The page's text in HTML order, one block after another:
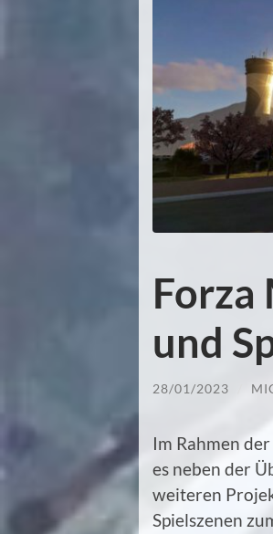
und
28/01/2023
Im Rahmen
es neben der
weiteren
Spielszenen